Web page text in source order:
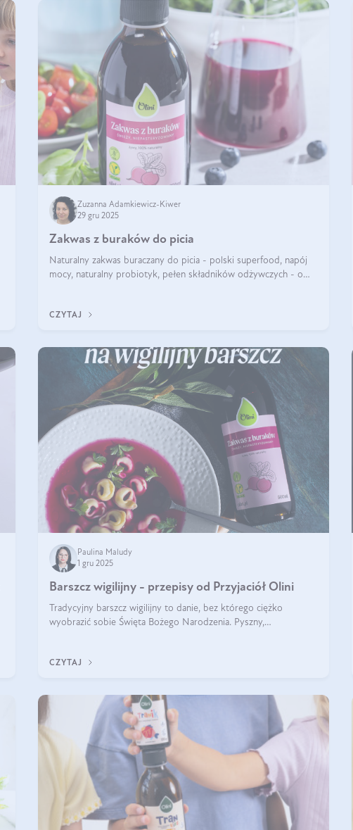
Zuzanna Adamkiewicz-Kiwer
29 gru 2025
Zakwas z buraków do picia
Naturalny zakwas buraczany do picia - polski superfood, napój
mocy, naturalny probiotyk, pełen składników odżywczych - o
CZYTAJ
Paulina Maludy
1 gru 2025
Barszcz wigilijny - przepisy od Przyjaciół Olini
Tradycyjny barszcz wigilijny to danie, bez którego ciężko
wyobrazić sobie Święta Bożego Narodzenia. Pyszny,
CZYTAJ